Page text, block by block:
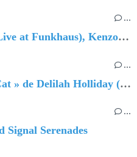
…
🔵 Avec The Quiet House (Live at Funkhaus), Kenzo Zurzolo livre une performance aussi intense qu'envoûtante.
…
🔵 Le nouvel album « Fat Cat » de Delilah Holliday (sortie le 30 Octobre 2026)
…
Signal Serenades